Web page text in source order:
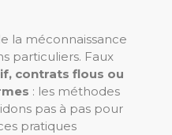
la méconnaissance
particuliers. Faux
contrats flous ou
: les méthodes
pas à pas pour
pratiques